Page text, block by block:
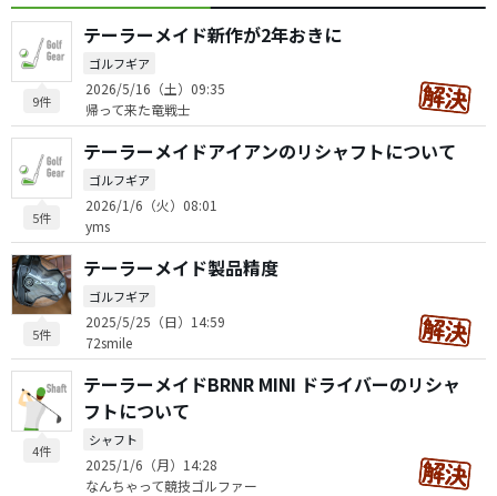
9件
テーラーメイド新作が2年おきに
ゴルフギア
2026/5/16（土）09:35
帰って来た竜戦士
5件
テーラーメイドアイアンのリシャフトについて
ゴルフギア
2026/1/6（火）08:01
yms
5件
テーラーメイド製品精度
ゴルフギア
2025/5/25（日）14:59
72smile
4件
テーラーメイドBRNR MINI ドライバーのリシャ
フトについて
シャフト
2025/1/6（月）14:28
なんちゃって競技ゴルファー